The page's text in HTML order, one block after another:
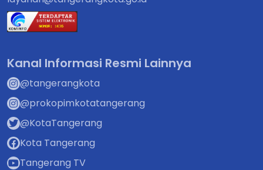
Kanal Informasi Resmi Lainnya
@tangerangkota
@prokopimkotatangerang
@KotaTangerang
Kota Tangerang
Tangerang TV